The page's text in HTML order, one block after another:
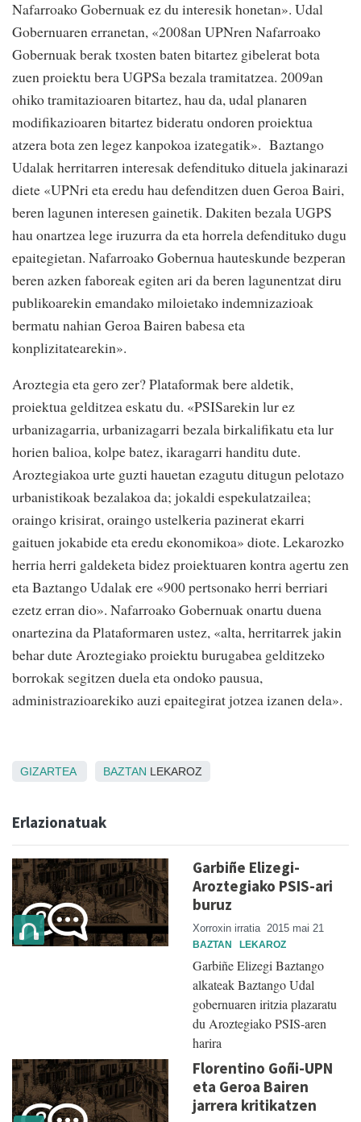
Nafarroako Gobernuak ez du interesik honetan». Udal
Gobernuaren erranetan, «2008an UPNren Nafarroako
Gobernuak berak txosten baten bitartez gibelerat bota
zuen proiektu bera UGPSa bezala tramitatzea. 2009an
ohiko tramitazioaren bitartez, hau da, udal planaren
modifikazioaren bitartez bideratu ondoren proiektua
atzera bota zen legez kanpokoa izategatik». Baztango
Udalak herritarren interesak defendituko dituela jakinarazi
diete «UPNri eta eredu hau defenditzen duen Geroa Bairi,
beren lagunen interesen gainetik. Dakiten bezala UGPS
hau onartzea lege iruzurra da eta horrela defendituko dugu
epaitegietan. Nafarroako Gobernua hauteskunde bezperan
beren azken faboreak egiten ari da beren lagunentzat diru
publikoarekin emandako miloietako indemnizazioak
bermatu nahian Geroa Bairen babesa eta
konplizitatearekin».
Aroztegia eta gero zer? Plataformak bere aldetik,
proiektua gelditzea eskatu du. «PSISarekin lur ez
urbanizagarria, urbanizagarri bezala birkalifikatu eta lur
horien balioa, kolpe batez, ikaragarri handitu dute.
Aroztegiakoa urte guzti hauetan ezagutu ditugun pelotazo
urbanistikoak bezalakoa da; jokaldi espekulatzailea;
oraingo krisirat, oraingo ustelkeria pazinerat ekarri
gaituen jokabide eta eredu ekonomikoa» diote. Lekarozko
herria herri galdeketa bidez proiektuaren kontra agertu zen
eta Baztango Udalak ere «900 pertsonako herri berriari
ezetz erran dio». Nafarroako Gobernuak onartu duena
onartezina da Plataformaren ustez, «alta, herritarrek jakin
behar dute Aroztegiako proiektu burugabea gelditzeko
borrokak segitzen duela eta ondoko pausua,
administrazioarekiko auzi epaitegirat jotzea izanen dela».
GIZARTEA BAZTAN LEKAROZ
Erlazionatuak
Garbiñe Elizegi-
Aroztegiako PSIS-ari
buruz
Xorroxin irratia 2015 mai 21
BAZTAN LEKAROZ
Garbiñe Elizegi Baztango
alkateak Baztango Udal
gobernuaren iritzia plazaratu
du Aroztegiako PSIS-aren
harira
Florentino Goñi-UPN
eta Geroa Bairen
jarrera kritikatzen